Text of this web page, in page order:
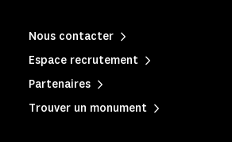
Nous contacter
Espace recrutement
Partenaires
Trouver un monument